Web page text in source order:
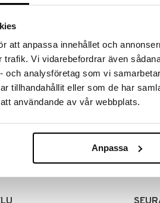
att anpassa innehållet och
Vi vidarebefordrar även
och analysföretag som vi
tillhandahållit eller som de har
användande av vår webbplats.
Anpassa
Voit olla